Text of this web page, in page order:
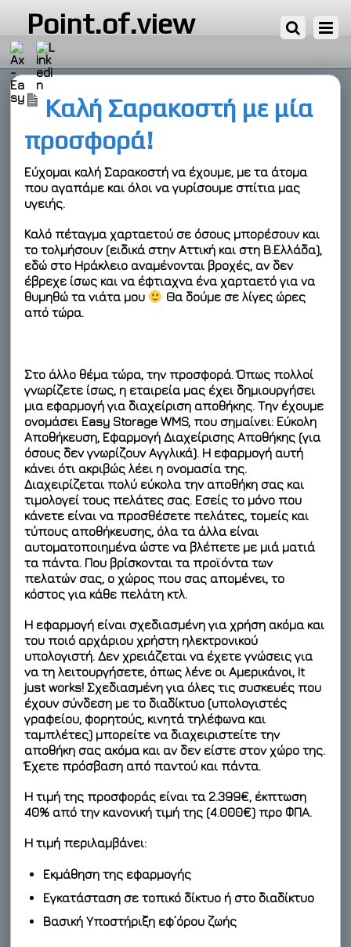
Point.of.view
Καλή Σαρακοστή με μία
προσφορά!
Εύχομαι καλή Σαρακοστή να έχουμε, με τα άτομα
που αγαπάμε και όλοι να γυρίσουμε σπίτια μας
υγειής.
Καλό πέταγμα χαρταετού σε όσους μπορέσουν και
το τολμήσουν (ειδικά στην Αττική και στη Β.Ελλάδα),
εδώ στο Ηράκλειο αναμένονται βροχές, αν δεν
έβρεχε ίσως και να έφτιαχνα ένα χαρταετό για να
θυμηθώ τα νιάτα μου
Θα δούμε σε λίγες ώρες
από τώρα.
Στο άλλο θέμα τώρα, την προσφορά. Όπως πολλοί
γνωρίζετε ίσως, η εταιρεία μας έχει δημιουργήσει
μια εφαρμογή για διαχείριση αποθήκης. Την έχουμε
ονομάσει Easy Storage WMS, που σημαίνει: Εύκολη
Αποθήκευση, Εφαρμογή Διαχείρισης Αποθήκης (για
όσους δεν γνωρίζουν Αγγλικά). Η εφαρμογή αυτή
κάνει ότι ακριβώς λέει η ονομασία της.
Διαχειρίζεται πολύ εύκολα την αποθήκη σας και
τιμολογεί τους πελάτες σας. Εσείς το μόνο που
κάνετε είναι να προσθέσετε πελάτες, τομείς και
τύπους αποθήκευσης, όλα τα άλλα είναι
αυτοματοποιημένα ώστε να βλέπετε με μιά ματιά
τα πάντα. Που βρίσκονται τα προϊόντα των
πελατών σας, ο χώρος που σας απομένει, το
κόστος για κάθε πελάτη κτλ.
Η εφαρμογή είναι σχεδιασμένη για χρήση ακόμα και
του ποιό αρχάριου χρήστη ηλεκτρονικού
υπολογιστή. Δεν χρειάζεται να έχετε γνώσεις για
να τη λειτουργήσετε, όπως λένε οι Αμερικάνοι, It
just works! Σχεδιασμένη για όλες τις συσκευές που
έχουν σύνδεση με το διαδίκτυο (υπολογιστές
γραφείου, φορητούς, κινητά τηλέφωνα και
ταμπλέτες) μπορείτε να διαχειριστείτε την
αποθήκη σας ακόμα και αν δεν είστε στον χώρο της.
Έχετε πρόσβαση από παντού και πάντα.
Η τιμή της προσφοράς είναι τα 2.399€, έκπτωση
40% από την κανονική τιμή της (4.000€) προ ΦΠΑ.
Η τιμή περιλαμβάνει:
Εκμάθηση της εφαρμογής
Εγκατάσταση σε τοπικό δίκτυο ή στο διαδίκτυο
Βασική Υποστήριξη εφ’όρου ζωής